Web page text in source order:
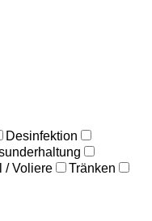
Desinfektion
/ Voliere
Tränken